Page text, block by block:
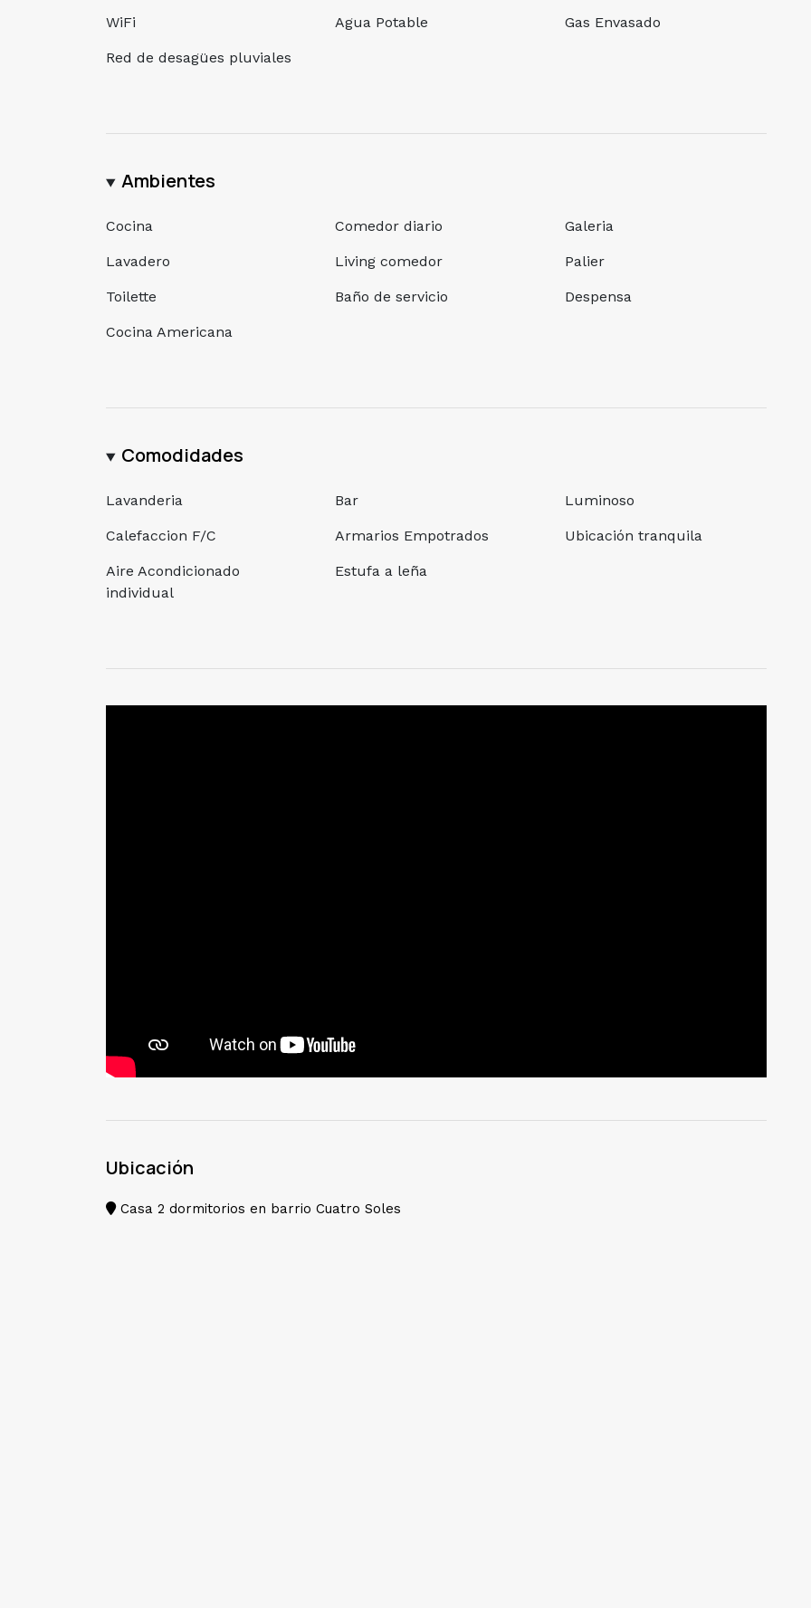
WiFi Agua Potable Gas Envasado
Red de desagües pluviales
Ambientes
Cocina Comedor diario Galeria
Lavadero Living comedor Palier
Toilette Baño de servicio Despensa
Cocina Americana
Comodidades
Lavanderia Bar Luminoso
Calefaccion F/C Armarios Empotrados Ubicación tranquila
Aire Acondicionado
individual
Estufa a leña
Ubicación
Casa 2 dormitorios en barrio Cuatro Soles